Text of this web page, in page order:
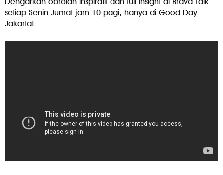
setiap Senin-Jumat jam 10 pagi, hanya di Good Day
Jakarta!